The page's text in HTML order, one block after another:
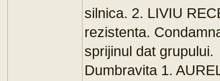
silnica. 2. LIVIU
rezistenta.
sprijinul dat grupului.
Dumbravita 1.